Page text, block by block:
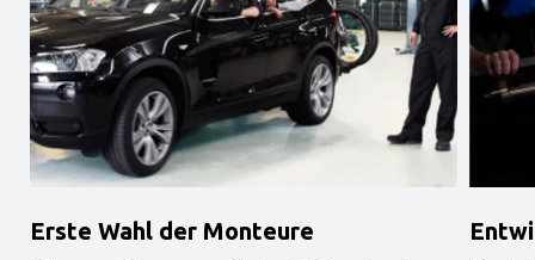
Erste Wahl der Monteure